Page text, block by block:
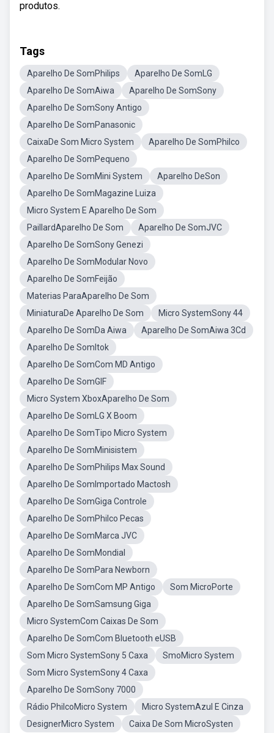
produtos.
Tags
Aparelho De SomPhilips
Aparelho De SomLG
Aparelho De SomAiwa
Aparelho De SomSony
Aparelho De SomSony Antigo
Aparelho De SomPanasonic
CaixaDe Som Micro System
Aparelho De SomPhilco
Aparelho De SomPequeno
Aparelho De SomMini System
Aparelho DeSon
Aparelho De SomMagazine Luiza
Micro System E Aparelho De Som
PaillardAparelho De Som
Aparelho De SomJVC
Aparelho De SomSony Genezi
Aparelho De SomModular Novo
Aparelho De SomFeijão
Materias ParaAparelho De Som
MiniaturaDe Aparelho De Som
Micro SystemSony 44
Aparelho De SomDa Aiwa
Aparelho De SomAiwa 3Cd
Aparelho De SomItok
Aparelho De SomCom MD Antigo
Aparelho De SomGIF
Micro System XboxAparelho De Som
Aparelho De SomLG X Boom
Aparelho De SomTipo Micro System
Aparelho De SomMinisistem
Aparelho De SomPhilips Max Sound
Aparelho De SomImportado Mactosh
Aparelho De SomGiga Controle
Aparelho De SomPhilco Pecas
Aparelho De SomMarca JVC
Aparelho De SomMondial
Aparelho De SomPara Newborn
Aparelho De SomCom MP Antigo
Som MicroPorte
Aparelho De SomSamsung Giga
Micro SystemCom Caixas De Som
Aparelho De SomCom Bluetooth eUSB
Som Micro SystemSony 5 Caxa
SmoMicro System
Som Micro SystemSony 4 Caxa
Aparelho De SomSony 7000
Rádio PhilcoMicro System
Micro SystemAzul E Cinza
DesignerMicro System
Caixa De Som MicroSysten